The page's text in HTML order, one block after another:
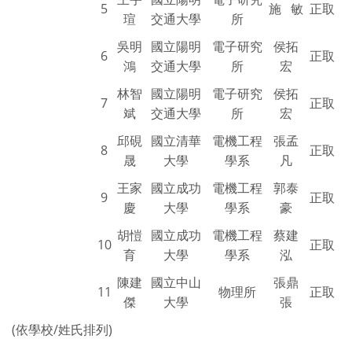
5
瑄
交通大學
所
施 敏 正取
6
吳明
鴻
國立陽明
交通大學
電子研究
所
侯拓
宏
正取
7
林智
斌
國立陽明
交通大學
電子研究
所
侯拓
宏
正取
8
邱硯
晟
國立清華
大學
電機工程
學系
張孟
凡
正取
9
王家
慶
國立成功
大學
電機工程
學系
郭泰
豪
正取
10
胡愷
育
國立成功
大學
電機工程
學系
蔡建
泓
正取
11
陳建
傑
國立中山
大學
物理所
張鼎
張
正取
(依學校/姓氏排列)